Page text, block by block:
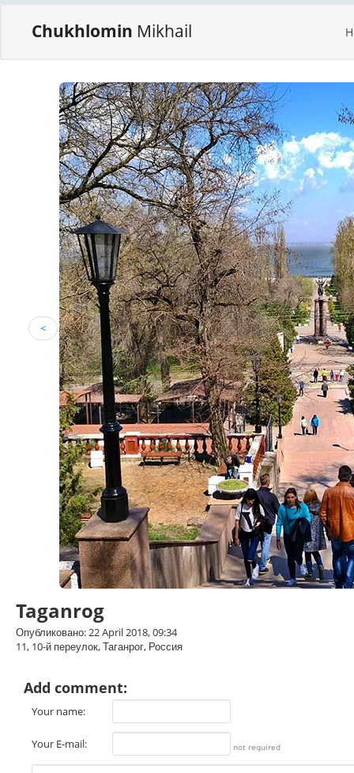
Chukhlomin Mikhail
<
Taganrog
Опубликовано: 22 April 2018, 09:34
11, 10-й переулок, Таганрог, Россия
Add comment:
Your name:
Your E-mail: not required